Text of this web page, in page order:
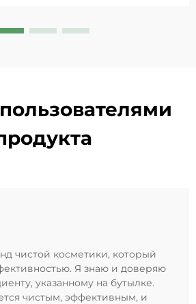
чистой косметики, который
Я знаю и доверяю
указанному на бутылке.
чистым, эффективным, и